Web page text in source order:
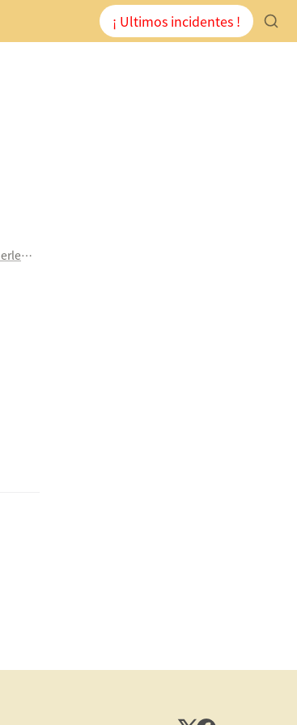
¡ Ultimos incidentes !
http://www.laopiniondemalaga.es/malaga/2016/12/28/herido-hombro-caerle-trozo-cornisa/899491.html